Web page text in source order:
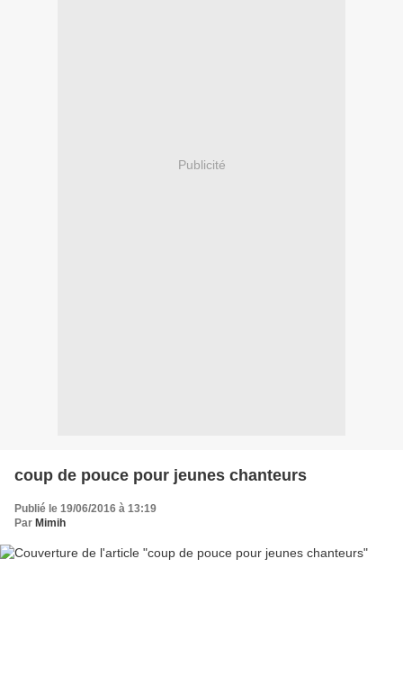
Publicité
coup de pouce pour jeunes chanteurs
Publié le 19/06/2016 à 13:19
Par Mimih